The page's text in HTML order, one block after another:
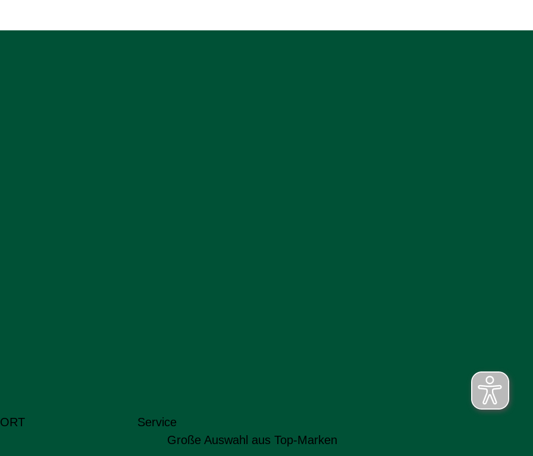
Service
Große Auswahl aus Top-Marken